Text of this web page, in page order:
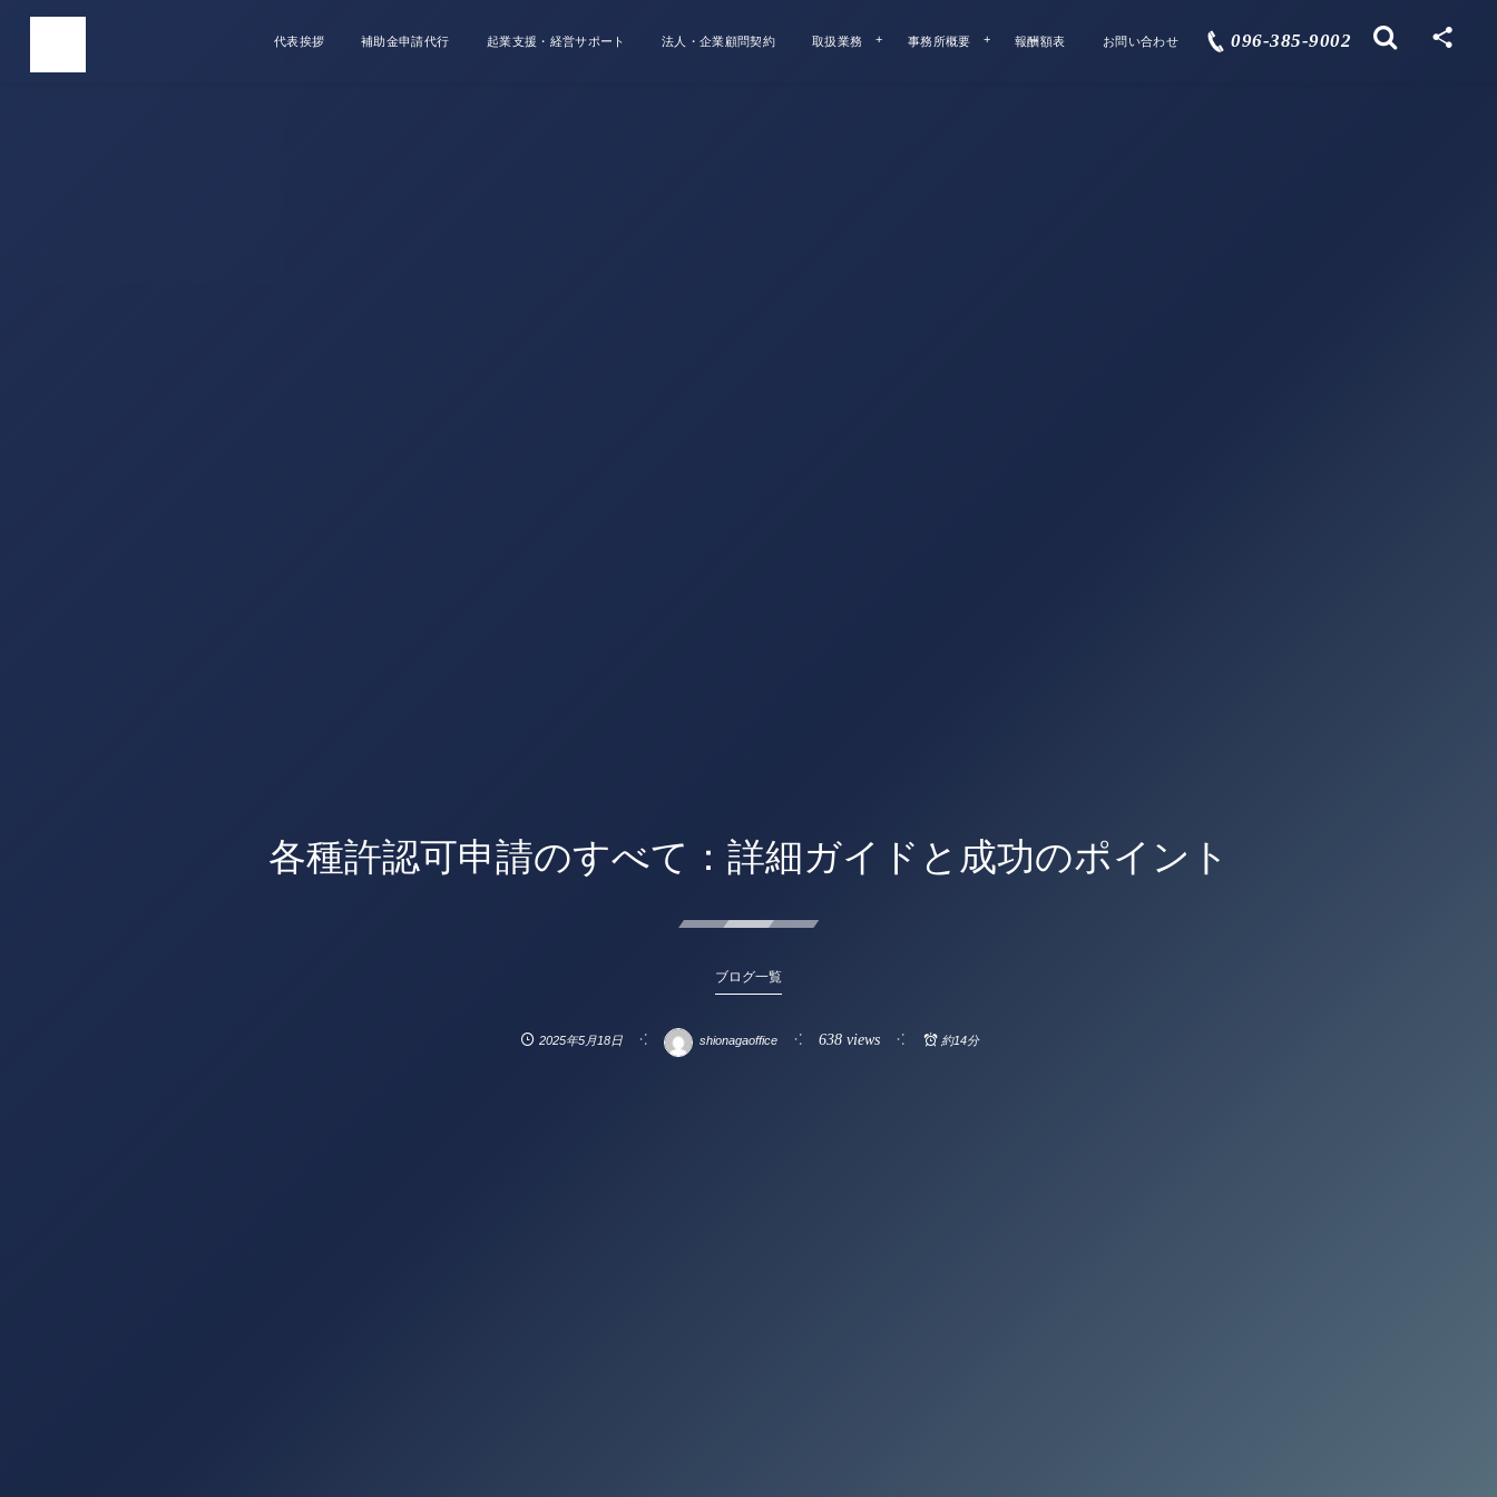
代表挨拶 補助金申請代行 起業支援・経営サポート 法人・企業顧問契約 取扱業務 事務所概要 報酬額表 お問い合わせ 096-385-9002
各種許認可申請のすべて：詳細ガイドと成功のポイント
ブログ一覧
2025年5月18日 shionagaoffice 638 views 約14分